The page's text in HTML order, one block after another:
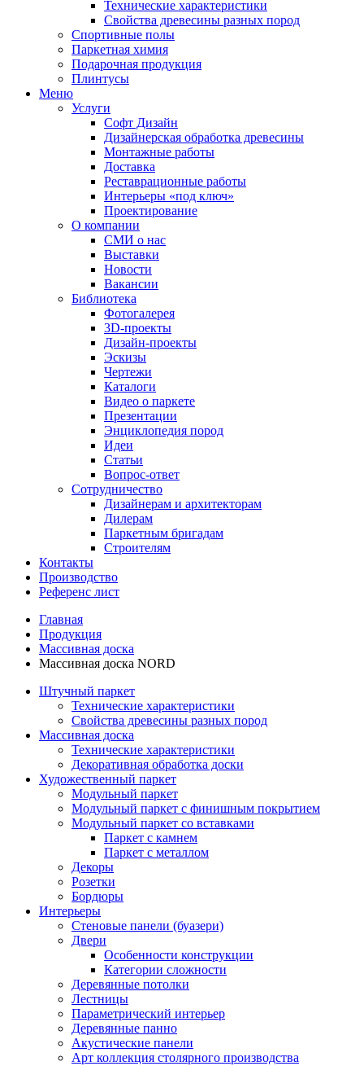
Технические характеристики
Свойства древесины разных пород
Спортивные полы
Паркетная химия
Подарочная продукция
Плинтусы
Меню
Услуги
Софт Дизайн
Дизайнерская обработка древесины
Монтажные работы
Доставка
Реставрационные работы
Интерьеры «под ключ»
Проектирование
О компании
СМИ о нас
Выставки
Новости
Вакансии
Библиотека
Фотогалерея
3D-проекты
Дизайн-проекты
Эскизы
Чертежи
Каталоги
Видео о паркете
Презентации
Энциклопедия пород
Идеи
Статьи
Вопрос-ответ
Сотрудничество
Дизайнерам и архитекторам
Дилерам
Паркетным бригадам
Строителям
Контакты
Производство
Референс лист
Главная
Продукция
Массивная доска
Массивная доска NORD
Штучный паркет
Технические характеристики
Свойства древесины разных пород
Массивная доска
Технические характеристики
Декоративная обработка доски
Художественный паркет
Модульный паркет
Модульный паркет с финишным покрытием
Модульный паркет со вставками
Паркет с камнем
Паркет с металлом
Декоры
Розетки
Бордюры
Интерьеры
Стеновые панели (буазери)
Двери
Особенности конструкции
Категории сложности
Деревянные потолки
Лестницы
Параметрический интерьер
Деревянные панно
Акустические панели
Арт коллекция столярного производства